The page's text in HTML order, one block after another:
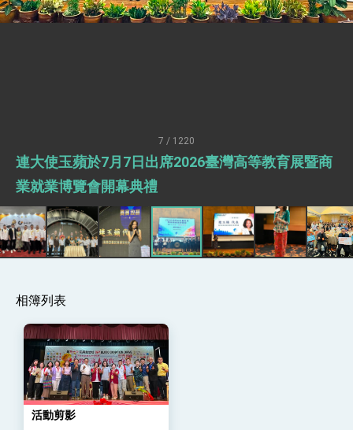
疊加 我輸美2072項產品豁免對等關稅
領 下一個世代的繁榮
外交部長林佳龍接受印尼「時代雜誌」專訪，闡
述印太安全局勢，籲深化台印尼半導體供應鏈合
外交部長林佳龍午宴歡迎美國聯邦參議員蓋耶哥
訪問團
外交部長林佳龍接見美國智庫「德國馬歇爾基金
會」訪問團一行，深化跨大西洋戰略夥伴關係
臺美經貿談判獲階段性成果 卓揆期勉爭取時間完
成「臺美對等貿易協定」簽署
外交部長林佳龍主持第35次「參與亞太經濟合作
策略小組」跨部會會議
民調顯示多數國人滿意政府外交表現，高度支持
「總合外交」與台歐美日關係深化
總統以「韌性之島，希望之光」為題發表2026新
7 / 1220
連大使玉蘋於7月7日出席2026臺灣高等教育展暨商
業就業博覽會開幕典禮
相簿列表
活動剪影